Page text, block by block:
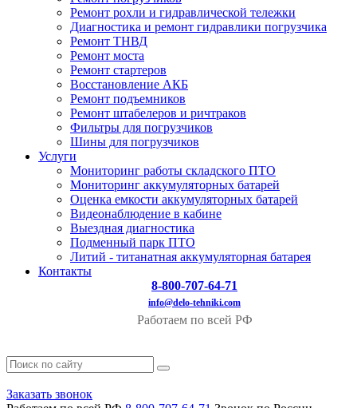
Ремонт рохли и гидравлической тележки
Диагностика и ремонт гидравлики погрузчика
Ремонт ТНВД
Ремонт моста
Ремонт стартеров
Восстановление АКБ
Ремонт подъемников
Ремонт штабелеров и ричтраков
Фильтры для погрузчиков
Шины для погрузчиков
Услуги
Мониторинг работы складского ПТО
Мониторинг аккумуляторных батарей
Оценка емкости аккумуляторных батарей
Видеонаблюдение в кабине
Выездная диагностика
Подменный парк ПТО
Литий - титанатная аккумуляторная батарея
Контакты
8-800-707-64-71
info@delo-tehniki.com
Работаем по всей РФ
Заказать звонок